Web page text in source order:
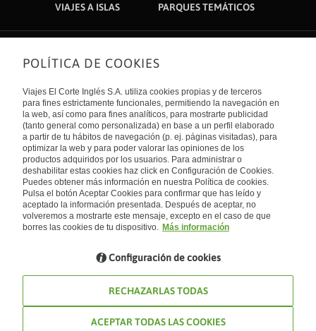
VIAJES A ISLAS
PARQUES TEMÁTICOS
Sobre nosotros
Quiénes somos
Financiación
Sostenibilidad
Turismo accesible
Tarjeta El Corte Inglés
Trabaja con nosotros
El Corte Inglés
Canal Ético
Enlaces de interés
Guías de viaje
Catálogos
Auto check-in
Condiciones Generales
Política de privacidad
Política de cookies
Accesibilidad
Empresas/ Grupos
Internacional
España
Visita nuestro blog
Blog de Viajes el Corte inglés
POLÍTICA DE COOKIES
Viajes El Corte Inglés S.A. utiliza cookies propias y de terceros
para fines estrictamente funcionales, permitiendo la navegación en
la web, así como para fines analíticos, para mostrarte publicidad
(tanto general como personalizada) en base a un perfil elaborado
a partir de tu hábitos de navegación (p. ej. páginas visitadas), para
optimizar la web y para poder valorar las opiniones de los
productos adquiridos por los usuarios. Para administrar o
deshabilitar estas cookies haz click en Configuración de Cookies.
Puedes obtener más información en nuestra Política de cookies.
Pulsa el botón Aceptar Cookies para confirmar que has leído y
aceptado la información presentada. Después de aceptar, no
volveremos a mostrarte este mensaje, excepto en el caso de que
borres las cookies de tu dispositivo. Más información
Configuración de cookies
RECHAZARLAS TODAS
ACEPTAR TODAS LAS COOKIES